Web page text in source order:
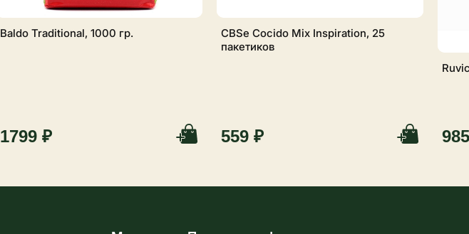
Baldo Traditional, 1000 гр.
1799 ₽
CBSe Cocido Mix Inspiration, 25
пакетиков
559 ₽